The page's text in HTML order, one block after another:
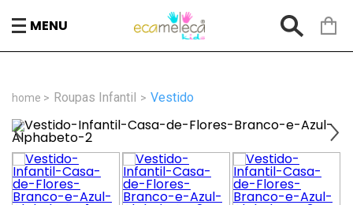
MENU
Roupas Infantil Vestido